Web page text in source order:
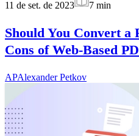
11 de set. de 2023 7 min
Should You Convert a
Cons of Web-Based
APAlexander Petkov